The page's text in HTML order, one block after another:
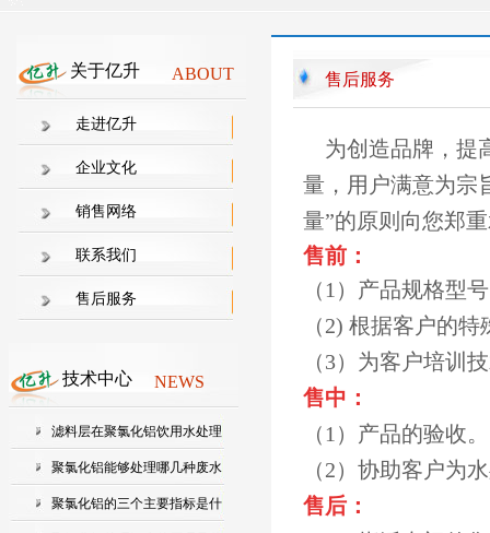
ABOUT
关于亿升
走进亿升
企业文化
销售网络
联系我们
售后服务
NEWS
技术中心
滤料层在聚氯化铝饮用水处理
中起...
聚氯化铝能够处理哪几种废水
聚氯化铝的三个主要指标是什
售后服务
为创造品牌，提
量，用户满意为宗
量”的原则向您郑
售前：
（1）产品规格型
（2) 根据客户的
（3）为客户培训
售中：
（1）产品的验收。
（2）协助客户为
售后：